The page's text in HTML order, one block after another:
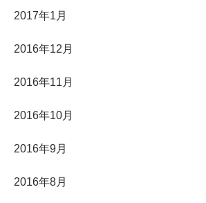
2017年1月
2016年12月
2016年11月
2016年10月
2016年9月
2016年8月